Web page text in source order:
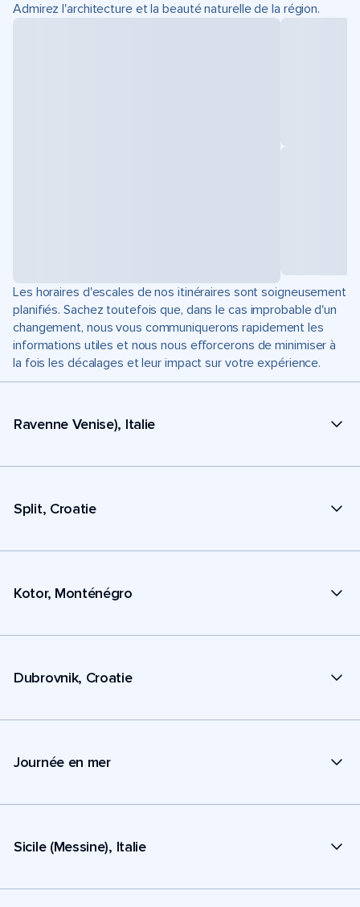
Admirez l'architecture et la beauté naturelle de la région.
Les horaires d'escales de nos itinéraires sont soigneusement
planifiés. Sachez toutefois que, dans le cas improbable d'un
changement, nous vous communiquerons rapidement les
informations utiles et nous nous efforcerons de minimiser à
la fois les décalages et leur impact sur votre expérience.
Ravenne Venise), Italie
Split, Croatie
Kotor, Monténégro
Dubrovnik, Croatie
Journée en mer
Sicile (Messine), Italie